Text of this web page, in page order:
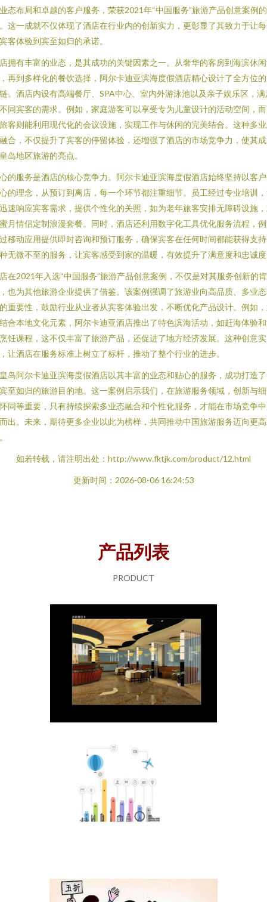
态布局和卓越的客户服务，荣获2021年“中国服务”旅游产品创意案例
这一成就不仅体现了酒店在行业内的创新实力，更彰显了其致力于让
客体验到宾至如归的承诺。
拥有丰富的业态，是其成功的关键因素之一。从奢华的客房到海滨休
再到多样化的餐饮选择，阿尔卡迪亚滨海度假酒店精心设计了全方位
。酒店内设有高端餐厅、SPA中心、室内外游泳池以及亲子娱乐区，满
同宾客的需求。例如，家庭游客可以享受专为儿童设计的活动空间，
客则能利用现代化的会议设施，实现工作与休闲的完美结合。这种多
合，不仅提升了宾客的停留体验，还增强了酒店的市场竞争力，使其
岛地区旅游的亮点。
的服务是酒店的核心竞争力。阿尔卡迪亚滨海度假酒店始终坚持以客
的理念，从预订到离店，每一个环节都注重细节。员工经过专业培训
速响应宾客需求，提供个性化的关照，如为老年旅客安排无障碍设施
月情侣定制浪漫套餐。同时，酒店还利用数字化工具优化服务流程，
移动应用提供即时咨询和预订服务，确保宾客在任何时间都能获得支
无微不至的服务，让宾客感受到家的温暖，有效提升了满意度和忠诚
在2021年入选“中国服务”旅游产品创意案例，不仅是对其服务创新的肯
也为其他旅游企业提供了借鉴。该案例强调了旅游业向高品质、多业
重要性，鼓励行业从业者从宾客体验出发，不断优化产品设计。例如
合本地文化元素，阿尔卡迪亚酒店推出了特色滨海活动，如赶海体验
饪课程，这不仅丰富了旅游产品，还促进了地方经济发展。这种创意实
让酒店在服务标准上树立了标杆，推动了整个行业的进步。
岛阿尔卡迪亚滨海度假酒店以其丰富的业态和贴心的服务，成功打造
至如归的旅游目的地。这一案例启示我们，在旅游服务领域，创新与
同等重要，只有持续探索多业态融合和个性化服务，才能在市场竞争
出。未来，期待更多企业以此为榜样，共同推动中国旅游服务迈向更
如若转载，请注明出处：http://www.fktjk.com/product/12.html
更新时间：2026-08-06 16:24:53
产品列表
PRODUCT